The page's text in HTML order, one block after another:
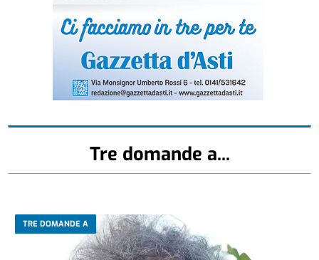
Tre domande a...
TRE DOMANDE A